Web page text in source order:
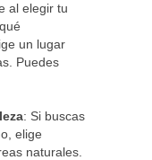
al elegir tu
un lugar
Puedes
: Si buscas
elige
naturales.